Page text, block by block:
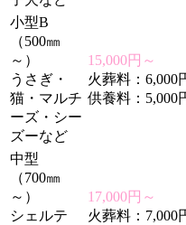
小型B
（500㎜
～）
うさぎ・
猫・マルチ
ーズ・シー
ズーなど
15,000円～
火葬料：
供養料：5,000
中型
（700㎜
～）
シェルテ
17,000円～
火葬料：